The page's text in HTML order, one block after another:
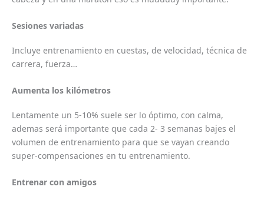
Sesiones variadas
Incluye entrenamiento en cuestas, de velocidad, técnica de
carrera, fuerza…
Aumenta los kilómetros
Lentamente un 5-10% suele ser lo óptimo, con calma,
ademas será importante que cada 2- 3 semanas bajes el
volumen de entrenamiento para que se vayan creando
super-compensaciones en tu entrenamiento.
Entrenar con amigos